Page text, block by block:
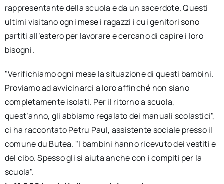
rappresentante della scuola e da un sacerdote. Questi
ultimi visitano ogni mese i ragazzi i cui genitori sono
partiti all’estero per lavorare e cercano di capire i loro
bisogni.
"Verifichiamo ogni mese la situazione di questi bambini.
Proviamo ad avvicinarci a loro affinché non siano
completamente isolati. Per il ritorno a scuola,
quest’anno, gli abbiamo regalato dei manuali scolastici",
ci ha raccontato Petru Paul, assistente sociale presso il
comune du Butea. "I bambini hanno ricevuto dei vestiti e
del cibo. Spesso gli si aiuta anche con i compiti per la
scuola".